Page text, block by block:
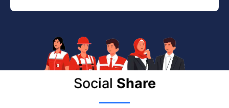
Social Share